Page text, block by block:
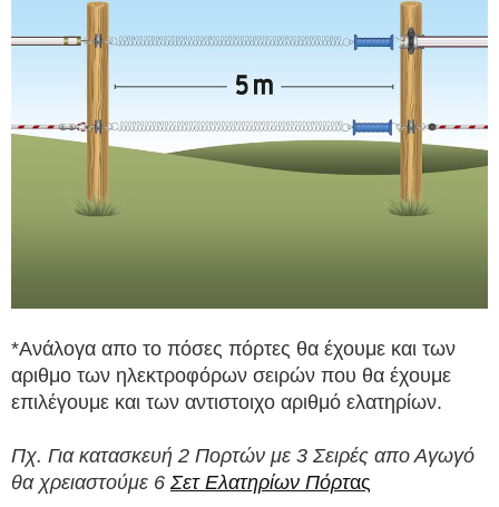
*Ανάλογα απο το πόσες πόρτες θα έχουμε και των
αριθμο των ηλεκτροφόρων σειρών που θα έχουμε
επιλέγουμε και των αντιστοιχο αριθμό ελατηρίων.
Πχ. Για κατασκευή 2 Πορτών με 3 Σειρές απο Αγωγό
θα χρειαστούμε 6 Σετ Ελατηρίων Πόρτας